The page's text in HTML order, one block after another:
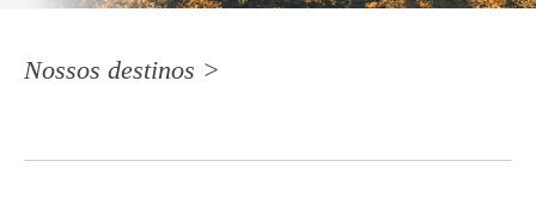
Nossos destinos >